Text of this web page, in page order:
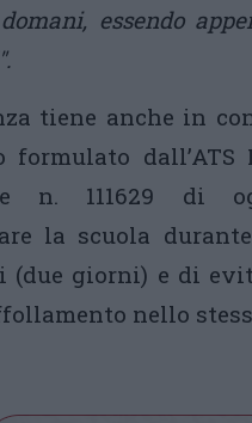
essendo
tiene anche in
formulato dall’ATS
n. 111629 di
la scuola
(due giorni) e di
nello